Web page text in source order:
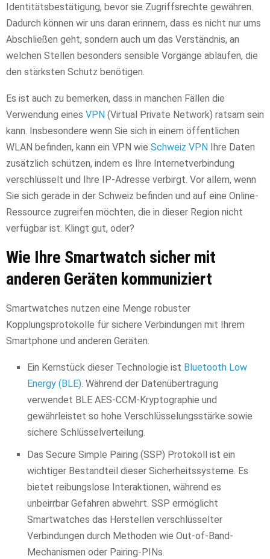
Identitätsbestätigung, bevor sie Zugriffsrechte gewähren.
Dadurch können wir uns daran erinnern, dass es nicht nur ums
Abschließen geht, sondern auch um das Verständnis, an
welchen Stellen besonders sensible Vorgänge ablaufen, die
den stärksten Schutz benötigen.
Es ist auch zu bemerken, dass in manchen Fällen die
Verwendung eines VPN (Virtual Private Network) ratsam sein
kann. Insbesondere wenn Sie sich in einem öffentlichen
WLAN befinden, kann ein VPN wie Schweiz VPN Ihre Daten
zusätzlich schützen, indem es Ihre Internetverbindung
verschlüsselt und Ihre IP-Adresse verbirgt. Vor allem, wenn
Sie sich gerade in der Schweiz befinden und auf eine Online-
Ressource zugreifen möchten, die in dieser Region nicht
verfügbar ist. Klingt gut, oder?
Wie Ihre Smartwatch sicher mit
anderen Geräten kommuniziert
Smartwatches nutzen eine Menge robuster
Kopplungsprotokolle für sichere Verbindungen mit Ihrem
Smartphone und anderen Geräten.
Ein Kernstück dieser Technologie ist Bluetooth Low
Energy (BLE) . Während der Datenübertragung
verwendet BLE AES-CCM-Kryptographie und
gewährleistet so hohe Verschlüsselungsstärke sowie
sichere Schlüsselverteilung.
Das Secure Simple Pairing (SSP) Protokoll ist ein
wichtiger Bestandteil dieser Sicherheitssysteme. Es
bietet reibungslose Interaktionen, während es
unbeirrbar Gefahren abwehrt. SSP ermöglicht
Smartwatches das Herstellen verschlüsselter
Verbindungen durch Methoden wie Out-of-Band-
Mechanismen oder Pairing-PINs.